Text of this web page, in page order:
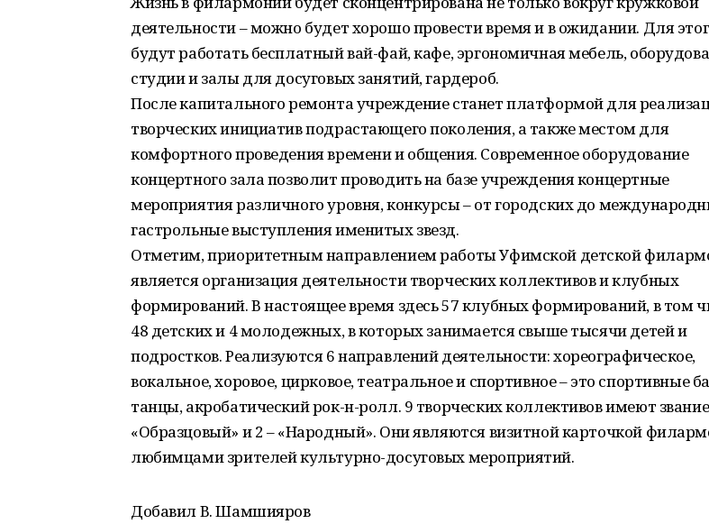
деятельности – можно будет хорошо провести время и в ожидании. Для
будут работать бесплатный вай-фай, кафе, эргономичная мебель,
студии и залы для досуговых занятий, гардероб.
После капитального ремонта учреждение станет платформой для
творческих инициатив подрастающего поколения, а также местом для
комфортного проведения времени и общения. Современное оборудование
концертного зала позволит проводить на базе учреждения концертные
мероприятия различного уровня, конкурсы – от городских до
гастрольные выступления именитых звезд.
Отметим, приоритетным направлением работы Уфимской детской
является организация деятельности творческих коллективов и клубных
формирований. В настоящее время здесь 57 клубных формирований, в том
48 детских и 4 молодежных, в которых занимается свыше тысячи детей и
подростков. Реализуются 6 направлений деятельности: хореографическое,
вокальное, хоровое, цирковое, театральное и спортивное – это спортивные
танцы, акробатический рок-н-ролл. 9 творческих коллективов имеют звание
«Образцовый» и 2 – «Народный». Они являются визитной карточкой
любимцами зрителей культурно-досуговых мероприятий.
Добавил В. Шамшияров